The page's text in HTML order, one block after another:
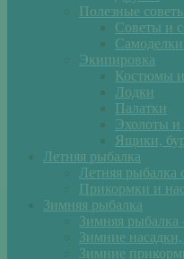
Полезные
Советы и
Экипировка
Костюмы и
Лодки
Палатки
Эхолоты и
Ящики,
Летняя рыбалка
Летняя рыбалка
Прикормки и
Зимняя рыбалка
Зимняя
Зимние насадки,
Зимние